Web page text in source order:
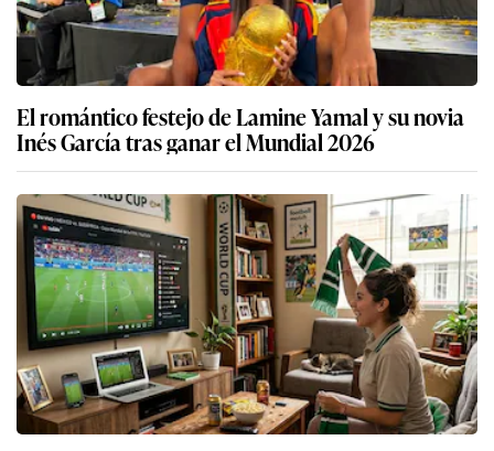
El romántico festejo de Lamine Yamal y su novia
Inés García tras ganar el Mundial 2026